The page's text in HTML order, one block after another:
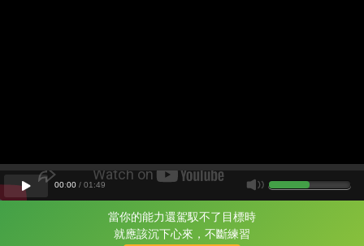
當你的能力還駕馭不了目標時
就應該沉下心來，不斷練習
片尾有
攻其不背
00:00 / 01 :49